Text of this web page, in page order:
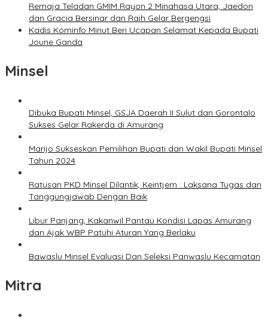
Remaja Teladan GMIM Rayon 2 Minahasa Utara, Jaedon
dan Gracia Bersinar dan Raih Gelar Bergengsi
Kadis Kominfo Minut Beri Ucapan Selamat Kepada Bupati
Joune Ganda
Minsel
Dibuka Bupati Minsel, GSJA Daerah II Sulut dan Gorontalo
Sukses Gelar Rakerda di Amurang
Marijo Sukseskan Pemilihan Bupati dan Wakil Bupati Minsel
Tahun 2024
Ratusan PKD Minsel Dilantik, Keintjem : Laksana Tugas dan
Tanggungjawab Dengan Baik
Libur Panjang, Kakanwil Pantau Kondisi Lapas Amurang
dan Ajak WBP Patuhi Aturan Yang Berlaku
Bawaslu Minsel Evaluasi Dan Seleksi Panwaslu Kecamatan
Mitra